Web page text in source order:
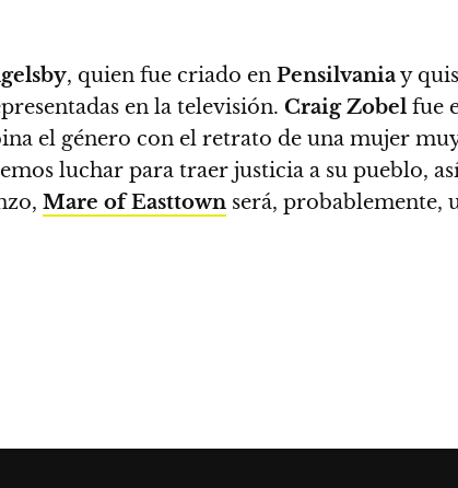
, quien fue criado en Pensilvaniay
en la televisión. Craig Zobel fue
el género con el retrato de una mujer
luchar para traer justicia a su pueblo,
Mare of Easttown será, probablemente,